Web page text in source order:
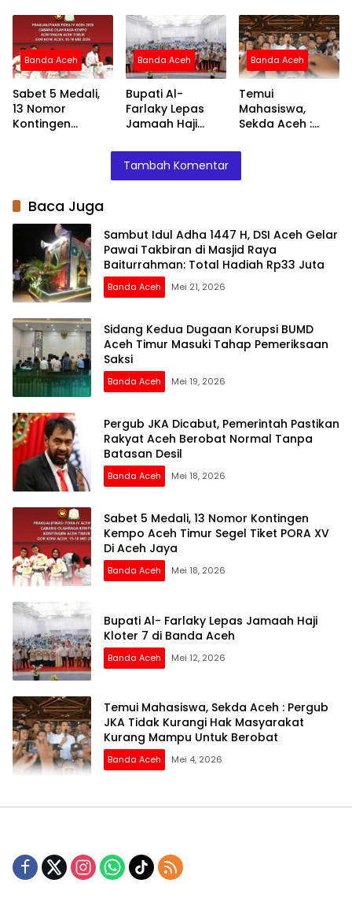
di Masjid Raya
Baiturrahman:
Total Hadiah
Rp33 Juta
Pemeriksaan
Saksi
Aceh Berobat
Normal Tanpa
Batasan Desil
Banda Aceh
Sabet 5 Medali,
13 Nomor
Kontingen
Banda Aceh
Bupati Al-
Farlaky Lepas
Jamaah Haji
Aceh
Banda Aceh
Temui
Mahasiswa,
Sekda Aceh :
Kurangi Hak
Kurang Mampu
Tambah Komentar
Baca Juga
Sambut Idul Adha 1447 H, DSI Aceh Gelar
Pawai Takbiran di Masjid Raya
Baiturrahman: Total Hadiah Rp33 Juta
Banda Aceh Mei 21, 2026
Sidang Kedua Dugaan Korupsi BUMD
Aceh Timur Masuki Tahap Pemeriksaan
Saksi
Banda Aceh Mei 19, 2026
Pergub JKA Dicabut, Pemerintah Pastikan
Rakyat Aceh Berobat Normal Tanpa
Batasan Desil
Banda Aceh Mei 18, 2026
Sabet 5 Medali, 13 Nomor Kontingen
Kempo Aceh Timur Segel Tiket PORA XV
Di Aceh Jaya
Banda Aceh Mei 18, 2026
Bupati Al- Farlaky Lepas Jamaah Haji
Kloter 7 di Banda Aceh
Banda Aceh Mei 12, 2026
Temui Mahasiswa, Sekda Aceh : Pergub
JKA Tidak Kurangi Hak Masyarakat
Kurang Mampu Untuk Berobat
Banda Aceh Mei 4, 2026